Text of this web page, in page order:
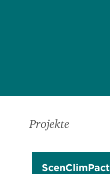
Projekte
ScenClimPact